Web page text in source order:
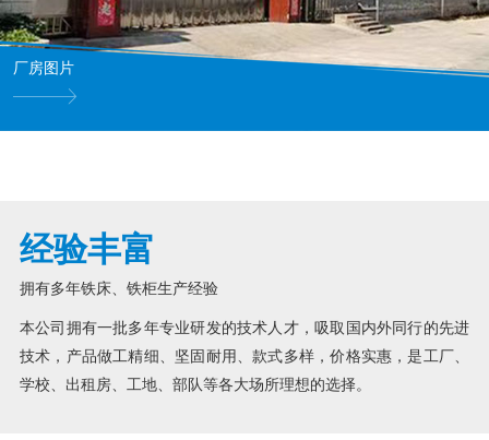
厂房图片
经验丰富
拥有多年铁床、铁柜生产经验
本公司拥有一批多年专业研发的技术人才，吸取国内外同行的先进
技术，产品做工精细、坚固耐用、款式多样，价格实惠，是工厂、
学校、出租房、工地、部队等各大场所理想的选择。